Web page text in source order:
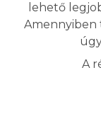
Kezdőlap
Összes termék
Munkaruházat
dzseki, kabát
lehető
Amennyiben
A